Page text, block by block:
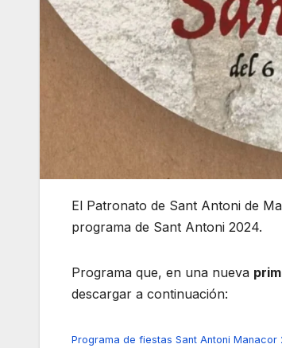
El Patronato de Sant Antoni de
programa de Sant Antoni 2024.
Programa que, en una nueva
descargar a continuación:
Programa de fiestas Sant Antoni Manacor